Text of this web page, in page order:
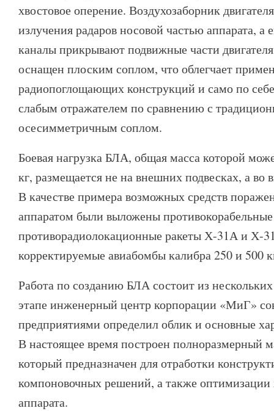
хвостовое оперение. Воздухозаборник
излучения радаров носовой частью аппарата, а
каналы прикрывают подвижные части
оснащен плоским соплом, что облегчает
радиопоглощающих конструкций и само по себе
слабым отражателем по сравнению с
осесимметричным соплом.
Боевая нагрузка БЛА, общая масса которой
кг, размещается не на внешних подвесках, а во
В качестве примера возможных средств
аппаратом были выложены
противорадиолокационные ракеты Х-31А и Х-
корректируемые авиабомбы калибра 250 и 500
Работа по созданию БЛА состоит из
этапе инженерный центр корпорации «МиГ»
предприятиями определил облик и основные
В настоящее время построен полноразмерный
который предназначен для отработки
компоновочных решений, а также оптимизации
аппарата.